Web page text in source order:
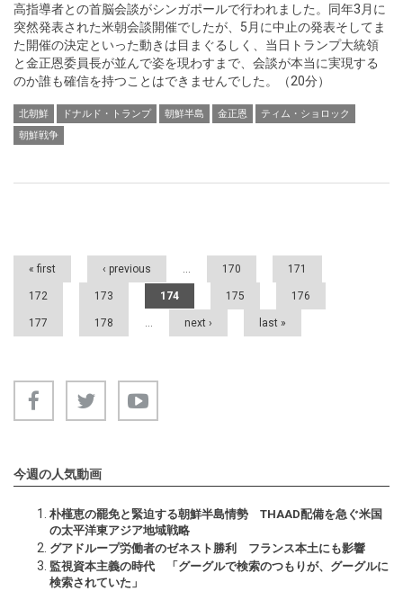
高指導者との首脳会談がシンガポールで行われました。同年3月に
突然発表された米朝会談開催でしたが、5月に中止の発表そしてま
た開催の決定といった動きは目まぐるしく、当日トランプ大統領
と金正恩委員長が並んで姿を現わすまで、会談が本当に実現する
のか誰も確信を持つことはできませんでした。（20分）
北朝鮮 ドナルド・トランプ 朝鮮半島 金正恩
ティム・ショロック
朝鮮戦争
Pages
« first ‹ previous … 170 171
172 173 174 175 176
177 178 … next › last »
今週の人気動画
朴槿恵の罷免と緊迫する朝鮮半島情勢 THAAD配備を急ぐ米国
の太平洋東アジア地域戦略
グアドループ労働者のゼネスト勝利 フランス本土にも影響
監視資本主義の時代 「グーグルで検索のつもりが、グーグルに
検索されていた」